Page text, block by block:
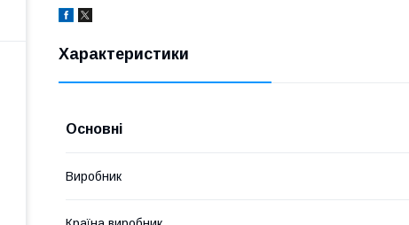
Характеристики
Основні
Виробник